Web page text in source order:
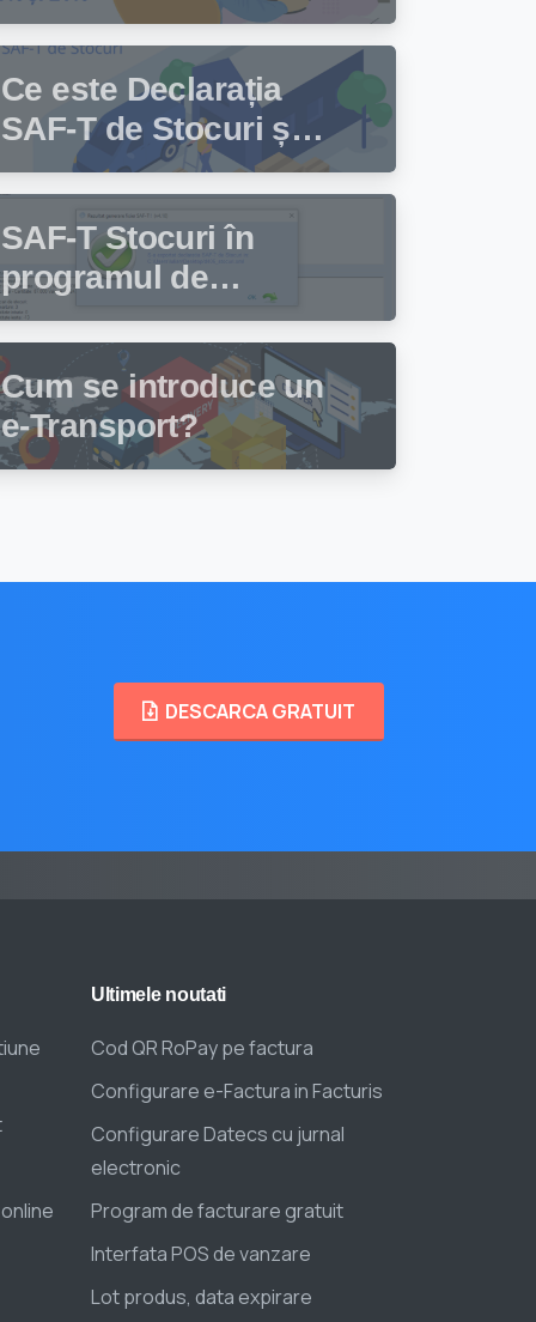
programul de
facturare Facturis
Ce este Declarația
SAF-T de Stocuri și
cine trebuie să
depună această
declarație?
SAF-T Stocuri în
programul de
facturare și gestiune
stocuri Facturis
Cum se introduce un
e-Transport?
DESCARCA GRATUIT
Ultimele noutati
Cod QR RoPay pe factura
Configurare e-Factura in Facturis
Configurare Datecs cu jurnal
electronic
Program de facturare gratuit
Interfata POS de vanzare
Lot produs, data expirare